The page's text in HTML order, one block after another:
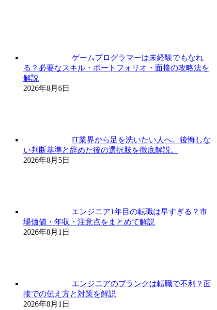
ゲームプログラマーは未経験でもなれ
る？必要なスキル・ポートフォリオ・面接の攻略法を
解説
2026年8月6日
IT業界から足を洗いたい人へ。後悔しな
い判断基準と辞めた後の選択肢を徹底解説。
2026年8月5日
エンジニア1年目の転職は早すぎる？市
場価値・年収・注意点をまとめて解説
2026年8月1日
エンジニアのブランクは転職で不利？面
接での伝え方と対策を解説
2026年8月1日